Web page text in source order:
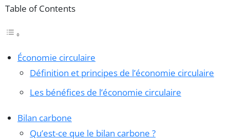
Table of Contents
Économie circulaire
Définition et principes de l’économie circulaire
Les bénéfices de l’économie circulaire
Bilan carbone
Qu’est-ce que le bilan carbone ?